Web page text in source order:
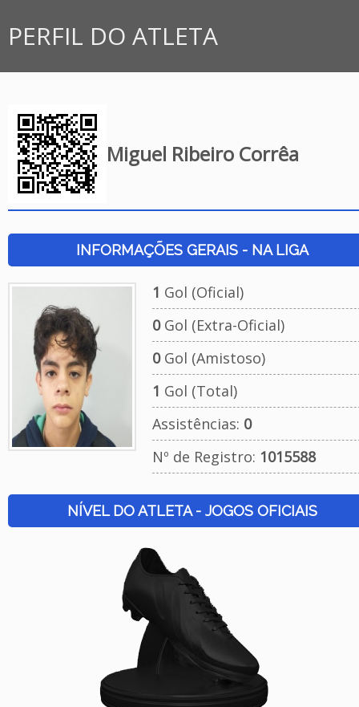
PERFIL DO ATLETA
Miguel Ribeiro Corrêa
INFORMAÇÕES GERAIS - NA LIGA
1 Gol (Oficial)
0Gol (Extra-Oficial)
0Gol (Amistoso)
1 Gol (Total)
Assistências: 0
Nº de Registro: 1015588
NÍVEL DO ATLETA - JOGOS OFICIAIS